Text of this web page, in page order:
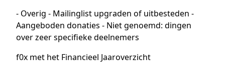
- Overig - Mailinglist upgraden of uitbesteden -
Aangeboden donaties - Niet genoemd: dingen
over zeer specifieke deelnemers
f0x met het Financieel Jaaroverzicht